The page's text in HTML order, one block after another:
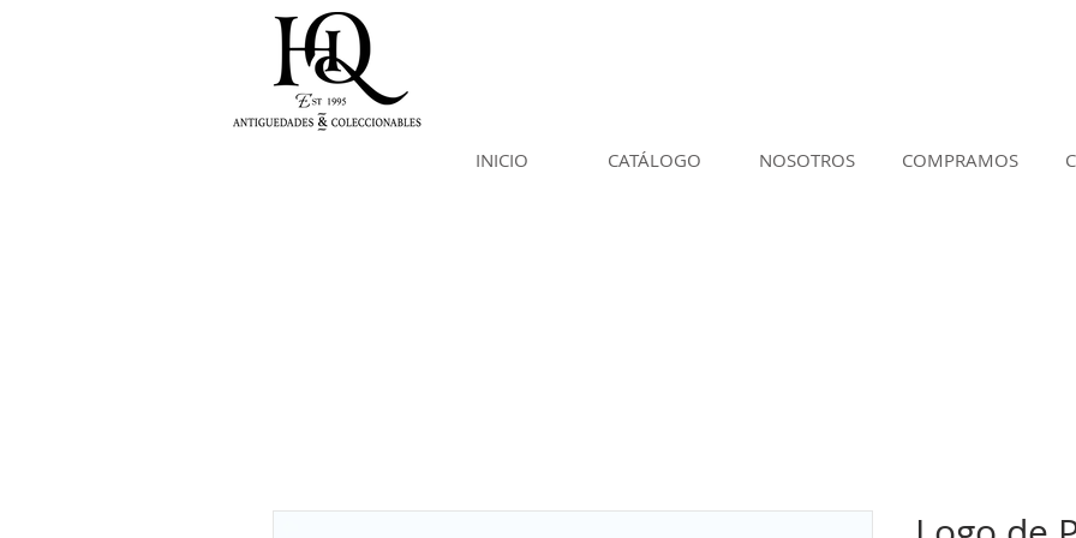
INICIO CATÁLOGO NOSOTROS COMPRAMOS